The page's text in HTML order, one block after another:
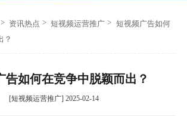
资讯热点 短视频运营推广
短视频广告如何
？
告如何在竞争中脱颖而出？
[短视频运营推广] 2025-02-14